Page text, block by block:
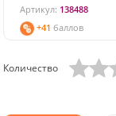
Артикул: 138488
+41 баллов
Количество